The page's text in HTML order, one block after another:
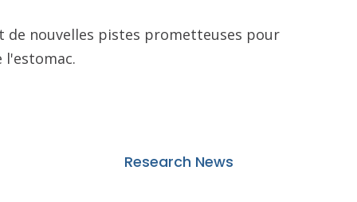
de nouvelles pistes prometteuses pour
Research News